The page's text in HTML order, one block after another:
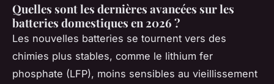
Quelles sont les dernières avancées sur les
batteries domestiques en 2026 ?
Les nouvelles batteries se tournent vers des
chimies plus stables, comme le lithium fer
phosphate (LFP), moins sensibles au vieillissement